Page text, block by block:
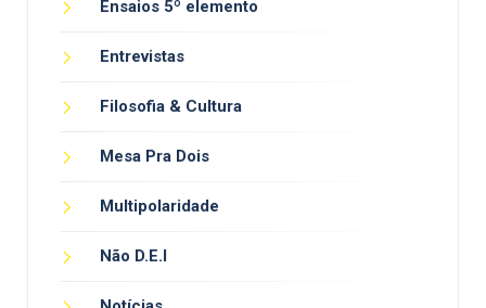
Ensaios 5º elemento
Entrevistas
Filosofia & Cultura
Mesa Pra Dois
Multipolaridade
Não D.E.I